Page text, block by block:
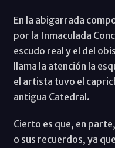
En la abigarrada
por la Inmaculada
escudo real y el del
llama la atención la
el artista tuvo el
antigua Catedral.
Cierto es que, en
o sus recuerdos, ya